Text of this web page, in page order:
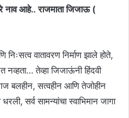
नाव आहे.. राजमाता जिजाऊ (
वातावरण निर्माण झाले होते,
नव्हता… तेव्हा जिजाऊंनी हिंदवी
बलहीन, सत्वहीन आणि तेजोहीन
सर्व सामन्यांचा स्वाभिमान जागा